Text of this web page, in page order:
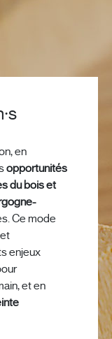
en
opportunités
du bois et
Ce mode
enjeux
et en